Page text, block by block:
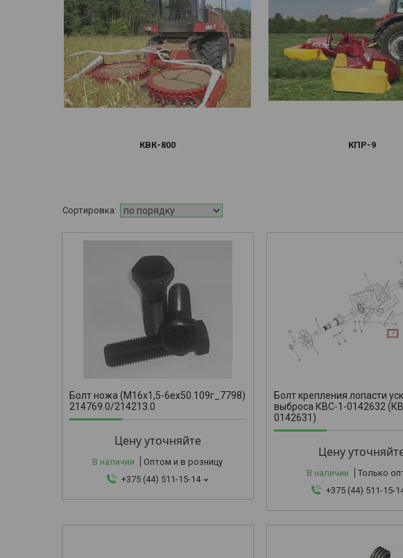
КВК-800 КПР-9
Болт ножа (М16х1,5-6ех50.109г_7798)
214769.0/214213.0
Цену уточняйте
В наличии
Оптом и в розницу
+375 (44) 511-15-14
КВС-1-0142
Болт крепления лопасти
выброса КВС-1-0142632
0142631)
Цену
В наличии
Только
+375 (44) 511-15-